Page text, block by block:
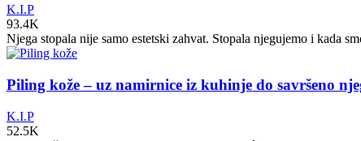
K.I.P
93.4K
Njega stopala nije samo estetski zahvat. Stopala njegujemo i kada
Piling kože – uz namirnice iz kuhinje do savršeno
K.I.P
52.5K